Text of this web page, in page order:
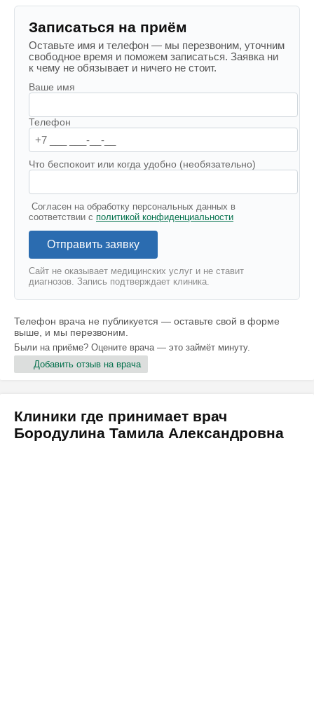
Записаться на приём
Оставьте имя и телефон — мы перезвоним, уточним
свободное время и поможем записаться. Заявка ни
к чему не обязывает и ничего не стоит.
Ваше имя
Телефон
Что беспокоит или когда удобно (необязательно)
Согласен на обработку персональных данных в
соответствии с политикой конфиденциальности
Отправить заявку
Сайт не оказывает медицинских услуг и не ставит
диагнозов. Запись подтверждает клиника.
Телефон врача не публикуется — оставьте свой в форме
выше, и мы перезвоним.
Были на приёме? Оцените врача — это займёт минуту.
Добавить отзыв на врача
Клиники где принимает врач
Бородулина Тамила Александровна